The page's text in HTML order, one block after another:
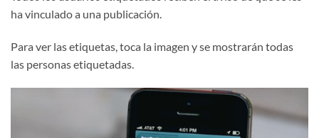
ha vinculado a una publicación.
Para ver las etiquetas, toca la imagen y se mostrarán todas
las personas etiquetadas.